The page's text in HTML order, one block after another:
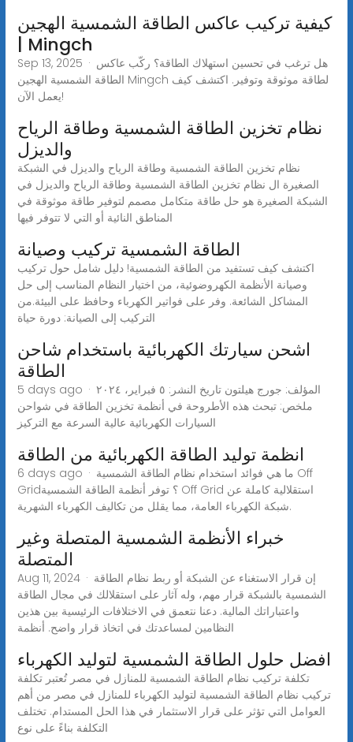
كيفية تركيب عاكس الطاقة الشمسية الهجين
| Mingch
Sep 13, 2025 · هل ترغب في تحسين استهلاك الطاقة؟ ركّب عاكس
الطاقة الشمسية الهجين Mingch لطاقة موثوقة وتوفير. اكتشف كيف
يعمل الآن!
نظام تخزين الطاقة الشمسية وطاقة الرياح
والديزل
نظام تخزين الطاقة الشمسية وطاقة الرياح والديزل في الشبكة
الصغيرة ال نظام تخزين الطاقة الشمسية وطاقة الرياح والديزل في
الشبكة الصغيرة هو حل طاقة متكامل مصمم لتوفير طاقة موثوقة في
المناطق النائية أو التي لا تتوفر فيها
الطاقة الشمسية تركيب وصيانة
اكتشف كيف تستفيد من الطاقة الشمسية! دليل شامل حول تركيب
وصيانة الأنظمة الكهروضوئية، من اختيار النظام المناسب إلى حل
المشاكل الشائعة. وفر على فواتير الكهرباء وحافظ على البيئة.من
التركيب إلى الصيانة: دورة حياة
اشحن سيارتك الكهربائية باستخدام شاحن
الطاقة
5 days ago · المؤلف: جورج هيلتون تاريخ النشر: ٥ فبراير، ٢٠٢٤
ملخص: تبحث هذه الأطروحة في أنظمة تخزين الطاقة في شواحن
السيارات الكهربائية عالية السرعة مع التركيز
انظمة توليد الطاقة الكهربائية من الطاقة
6 days ago · ما هي فوائد استخدام نظام الطاقة الشمسية Off
Grid؟ توفر أنظمة الطاقة الشمسية Off Grid استقلالية كاملة عن
شبكة الكهرباء العامة، مما يقلل من تكاليف الكهرباء الشهرية.
خبراء الأنظمة الشمسية المتصلة وغير
المتصلة
Aug 11, 2024 · إن قرار الاستغناء عن الشبكة أو ربط نظام الطاقة
الشمسية بالشبكة قرار مهم، وله آثار على استقلالك في مجال الطاقة
واعتباراتك المالية. دعنا نتعمق في الاختلافات الرئيسية بين هذين
النظامين لمساعدتك في اتخاذ قرار واضح. أنظمة
افضل حلول الطاقة الشمسية لتوليد الكهرباء
تكلفة تركيب نظام الطاقة الشمسية للمنازل في مصر تُعتبر تكلفة
تركيب نظام الطاقة الشمسية لتوليد الكهرباء للمنازل في مصر من أهم
العوامل التي تؤثر على قرار الاستثمار في هذا الحل المستدام. تختلف
التكلفة بناءً على نوع